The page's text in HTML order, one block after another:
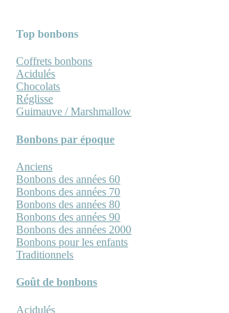
Top bonbons
Coffrets bonbons
Acidulés
Chocolats
Réglisse
Guimauve / Marshmallow
Bonbons par époque
Anciens
Bonbons des années 60
Bonbons des années 70
Bonbons des années 80
Bonbons des années 90
Bonbons des années 2000
Bonbons pour les enfants
Traditionnels
Goût de bonbons
Acidulés